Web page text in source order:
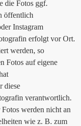
die Fotos ggf.
öffentlich
Instagram
erfolgt vor Ort.
werden, so
Fotos auf eigene
diese
verantwortlich.
werden nicht an
wie z. B. zum